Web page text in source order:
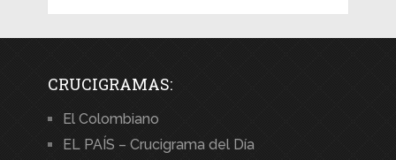
CRUCIGRAMAS:
El Colombiano
EL PAÍS – Crucigrama del Día